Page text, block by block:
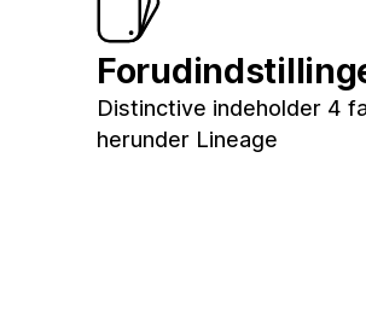
Distinctive indeholder 4
herunder Lineage